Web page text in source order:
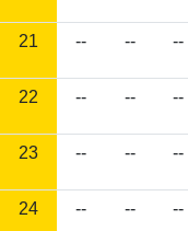
21 -- -- --
22 -- -- --
23 -- -- --
24 -- -- --